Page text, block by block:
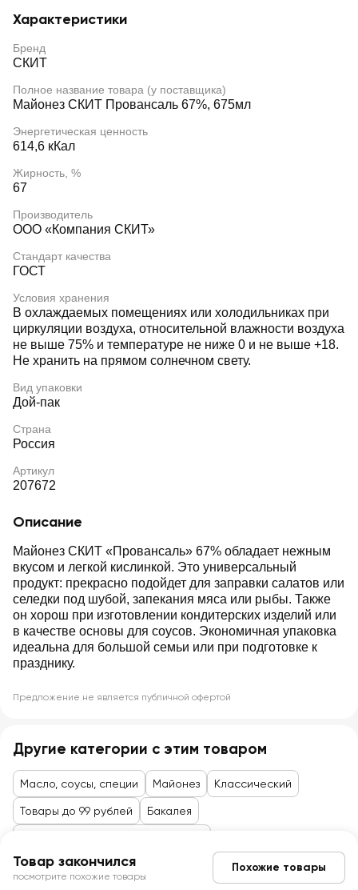
Характеристики
Бренд
СКИТ
Полное название товара (у поставщика)
Майонез СКИТ Провансаль 67%, 675мл
Энергетическая ценность
614,6 кКал
Жирность, %
67
Производитель
ООО «Компания СКИТ»
Стандарт качества
ГОСТ
Условия хранения
В охлаждаемых помещениях или холодильниках при
циркуляции воздуха, относительной влажности воздуха
не выше 75% и температуре не ниже 0 и не выше +18.
Не хранить на прямом солнечном свету.
Вид упаковки
Дой-пак
Страна
Россия
Артикул
207672
Описание
Майонез СКИТ «Провансаль» 67% обладает нежным
вкусом и легкой кислинкой. Это универсальный
продукт: прекрасно подойдет для заправки салатов или
селедки под шубой, запекания мяса или рыбы. Также
он хорош при изготовлении кондитерских изделий или
в качестве основы для соусов. Экономичная упаковка
идеальна для большой семьи или при подготовке к
празднику.
Предложение не является публичной офертой
Другие категории с этим товаром
Масло, соусы, специи Майонез Классический
Товары до 99 рублей Бакалея
Товар закончился
посмотрите похожие товары
Похожие товары